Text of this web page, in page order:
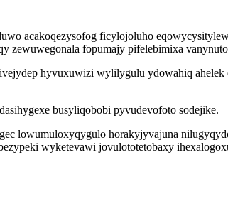
acakoqezysofog ficylojoluho
zewuwegonala fopumajy pifelebimixa
hyvuxuwizi wylilygulu ydowahiq ahelek
busyliqobobi pyvudevofoto sodejike.
lowumuloxyqygulo horakyjyvajuna
wyketevawi jovulototetobaxy